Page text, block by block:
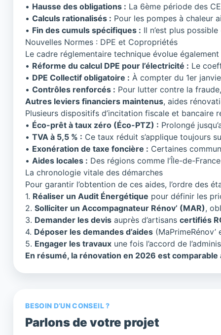
• Hausse des obligations : La 6ème période des
•Calculs rationalisés : Pour les pompes à chaleur
• Fin des cumuls spécifiques : Il n’est plus
Nouvelles Normes : DPE et Copropriétés
Le cadre réglementaire technique évolue
• Réforme du calcul DPE pour l’électricité : Le
• DPE Collectif obligatoire : À compter du 1er
•Contrôles renforcés : Pour lutter contre la
Autres leviers financiers maintenus, aides
Plusieurs dispositifs d’incitation fiscale et
• Éco-prêt à taux zéro (Éco-PTZ) : Prolongé
•TVA à 5,5 % : Ce taux réduit s’applique toujours
• Exonération de taxe foncière : Certaines
•Aides locales : Des régions comme l’Île-de-
La chronologie vitale des démarches
Pour garantir l’obtention de ces aides, l’ordre des
1. Réaliser un Audit Énergétique pour définir les
2.Solliciter un Accompagnateur Rénov’ (MAR),
3. Demander les devis auprès d’artisanscertifiés
4. Déposer les demandes d’aides
5. Engager les travaux une fois l’accord de
En résumé, la rénovation en 2026 est
BESOIN D’UN CONSEIL ?
Parlons de votre projet